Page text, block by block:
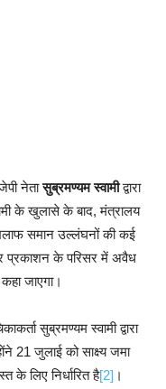
नेतासुब्रमण्यम स्वामीद्वारा
के खुलासे के बाद, मंत्रालय
समान उल्लंघनों की कई
प्रकाशन के परिसर में अवैध
जाएगा।
सुब्रमण्यम स्वामी द्वारा
21 जुलाई को साक्ष्य जमा
लिए निर्धारित है[2] ।